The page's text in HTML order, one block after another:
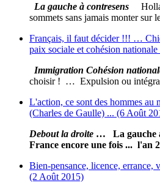
La gauche à contresens
sommets sans jamais monter sur
Français, il faut décider !!! …
paix sociale et cohésion
Immigration Cohésion
choisir ! … Expulsion ou
L'action, ce sont des hommes au
(Charles de Gaulle) ... (6 Août
Debout la droite … La gauche
France encore une fois ... l'an
Bien-pensance, licence, errance,
(2 Août 2015)